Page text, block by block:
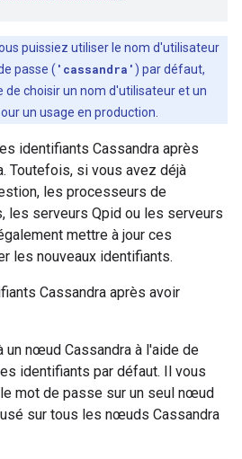
puissiez utiliser le nom d'utilisateur
passe ( 'cassandra' ) par défaut,
choisir un nom d'utilisateur et un
un usage en production.
identifiants Cassandra après
Toutefois, si vous avez déjà
les processeurs de
les serveurs Qpid ou les serveurs
mettre à jour ces
les nouveaux identifiants.
Cassandra après avoir
un nœud Cassandra à l'aide de
identifiants par défaut. Il vous
mot de passe sur un seul nœud
sur tous les nœuds Cassandra